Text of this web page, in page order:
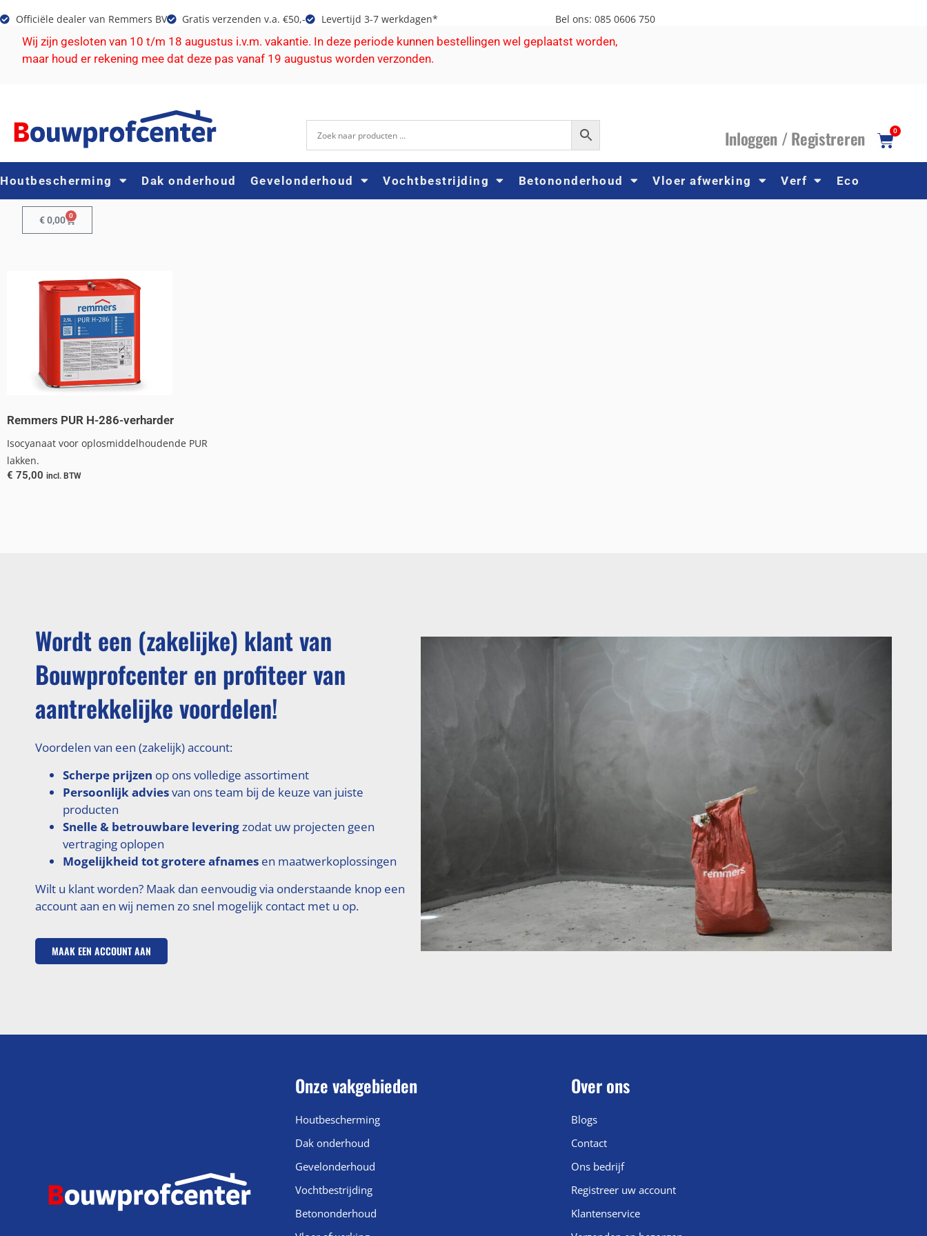
Officiële dealer van Remmers BV Gratis verzenden v.a. €50,- Levertijd 3-7 werkdagen* Bel ons: 085 0606 750
Wij zijn gesloten van 10 t/m 18 augustus i.v.m. vakantie. In deze periode kunnen bestellingen wel geplaatst worden,
maar houd er rekening mee dat deze pas vanaf 19 augustus worden verzonden.
Inloggen /Registreren 0
Houtbescherming Dak onderhoud Gevelonderhoud Vochtbestrijding Betononderhoud Vloer afwerking Verf Eco
€0,00 0
Remmers PUR H-286-verharder
Isocyanaat voor oplosmiddelhoudende PUR
lakken.
€ 75,00 incl. BTW
Wordt een (zakelijke) klant van
Bouwprofcenter en profiteer van
aantrekkelijke voordelen!
Voordelen van een (zakelijk) account:
Scherpe prijzen op ons volledige assortiment
Persoonlijk adviesvan ons team bij de keuze van juiste
producten
Snelle & betrouwbare leveringzodat uw projecten geen
vertraging oplopen
Mogelijkheid tot grotere afnames en maatwerkoplossingen
Wilt u klant worden? Maak dan eenvoudig via onderstaande knop een
account aan en wij nemen zo snel mogelijk contact met u op.
MAAK EEN ACCOUNT AAN
Onze vakgebieden
Houtbescherming
Dak onderhoud
Gevelonderhoud
Vochtbestrijding
Betononderhoud
Over ons
Blogs
Contact
Ons bedrijf
Registreer uw account
Klantenservice